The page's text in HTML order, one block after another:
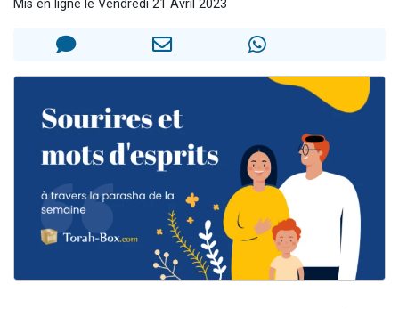
Il reste 49 places pour étudier en groupe sur Zoom
Eva vient de donner son Maasser
Mis en ligne le Vendredi 21 Avril 2023